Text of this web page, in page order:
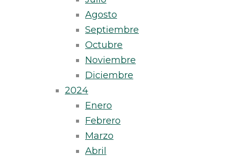
Agosto
Septiembre
Octubre
Noviembre
Diciembre
2024
Enero
Febrero
Marzo
Abril